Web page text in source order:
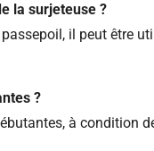
la surjeteuse ?
il peut être
?
à condition